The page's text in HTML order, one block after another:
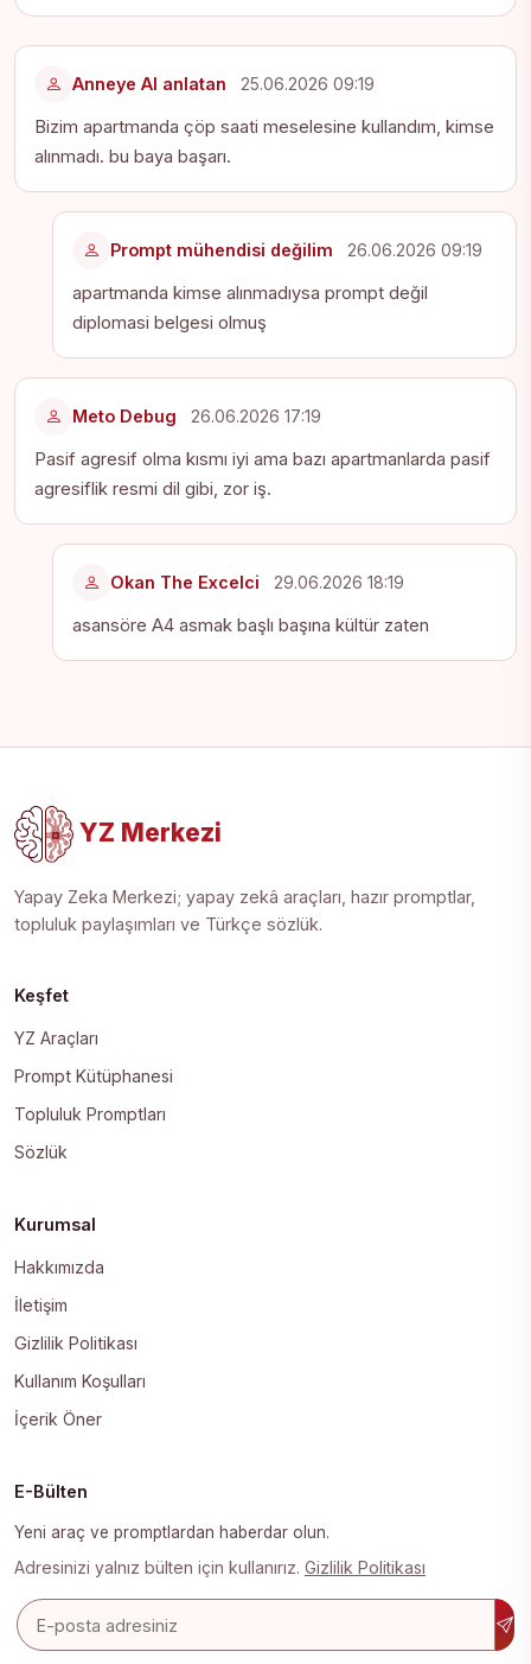
Anneye AI anlatan 25.06.2026 09:19
Bizim apartmanda çöp saati meselesine kullandım, kimse
alınmadı. bu baya başarı.
Prompt mühendisi değilim 26.06.2026 09:19
apartmanda kimse alınmadıysa prompt değil
diplomasi belgesi olmuş
Meto Debug 26.06.2026 17:19
Pasif agresif olma kısmı iyi ama bazı apartmanlarda pasif
agresiflik resmi dil gibi, zor iş.
Okan The Excelci 29.06.2026 18:19
asansöre A4 asmak başlı başına kültür zaten
YZ Merkezi
Yapay Zeka Merkezi; yapay zekâ araçları, hazır promptlar,
topluluk paylaşımları ve Türkçe sözlük.
Keşfet
YZ Araçları
Prompt Kütüphanesi
Topluluk Promptları
Sözlük
Kurumsal
Hakkımızda
İletişim
Gizlilik Politikası
Kullanım Koşulları
İçerik Öner
E-Bülten
Yeni araç ve promptlardan haberdar olun.
Adresinizi yalnız bülten için kullanırız. Gizlilik Politikası
E-posta adresi